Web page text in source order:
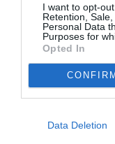
I want to opt-
Retention,
Personal Data
Purposes for
Opted In
CONFIRM
Data Deletion
Concursul
despre